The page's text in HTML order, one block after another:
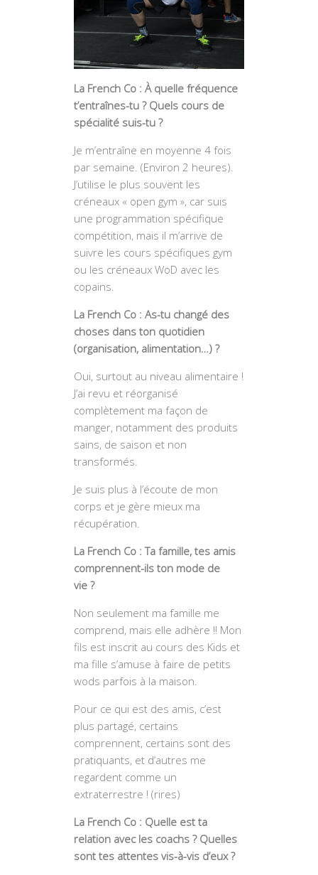
La French Co : À quelle fréquence
t’entraînes-tu ? Quels cours de
spécialité suis-tu ?
Je m’entraîne en moyenne 4 fois
par semaine. (Environ 2 heures).
J’utilise le plus souvent les
créneaux « open gym », car suis
une programmation spécifique
compétition, mais il m’arrive de
suivre les cours spécifiques gym
ou les créneaux WoD avec les
copains.
La French Co : As-tu changé des
choses dans ton quotidien
(organisation, alimentation…) ?
Oui, surtout au niveau alimentaire !
J’ai revu et réorganisé
complètement ma façon de
manger, notamment des produits
sains, de saison et non
transformés.
Je suis plus à l’écoute de mon
corps et je gère mieux ma
récupération.
La French Co : Ta famille, tes amis
comprennent-ils ton mode de
vie ?
Non seulement ma famille me
comprend, mais elle adhère !! Mon
fils est inscrit au cours des Kids et
ma fille s’amuse à faire de petits
wods parfois à la maison.
Pour ce qui est des amis, c’est
plus partagé, certains
comprennent, certains sont des
pratiquants, et d’autres me
regardent comme un
extraterrestre ! (rires)
La French Co : Quelle est ta
relation avec les coachs ? Quelles
sont tes attentes vis-à-vis d’eux ?